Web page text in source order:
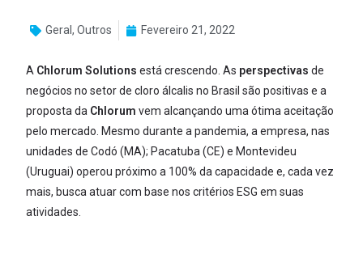
Geral,Outros Fevereiro 21, 2022
A Chlorum Solutions está crescendo. As perspectivas de
negócios no setor de cloro álcalis no Brasil são positivas e a
proposta da Chlorum vem alcançando uma ótima aceitação
pelo mercado. Mesmo durante a pandemia, a empresa, nas
unidades de Codó (MA); Pacatuba (CE) e Montevideu
(Uruguai) operou próximo a 100% da capacidade e, cada vez
mais, busca atuar com base nos critérios ESG em suas
atividades.